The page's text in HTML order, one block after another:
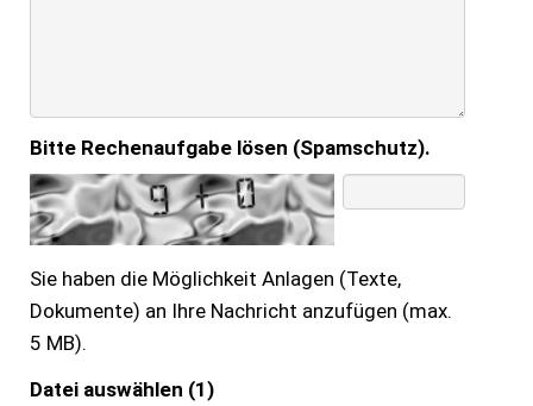
Bitte Rechenaufgabe lösen (Spamschutz).
Sie haben die Möglichkeit Anlagen (Texte,
Dokumente) an Ihre Nachricht anzufügen (max.
5 MB).
Datei auswählen (1)